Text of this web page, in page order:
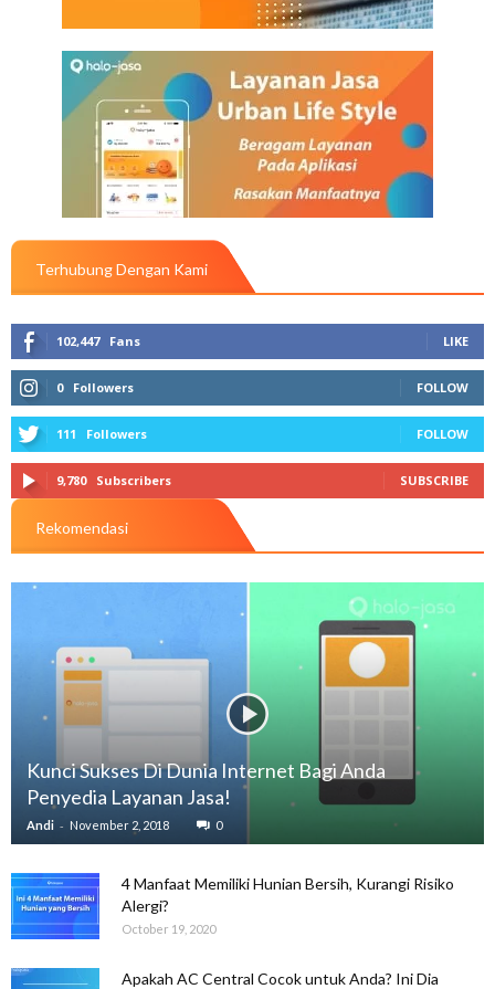
Terhubung Dengan Kami
102,447 Fans LIKE
0 Followers FOLLOW
111 Followers FOLLOW
9,780 Subscribers SUBSCRIBE
Rekomendasi
Kunci Sukses Di Dunia Internet Bagi Anda
Penyedia Layanan Jasa!
Andi - November 2, 2018 0
4 Manfaat Memiliki Hunian Bersih, Kurangi Risiko
Alergi?
October 19, 2020
Apakah AC Central Cocok untuk Anda? Ini Dia